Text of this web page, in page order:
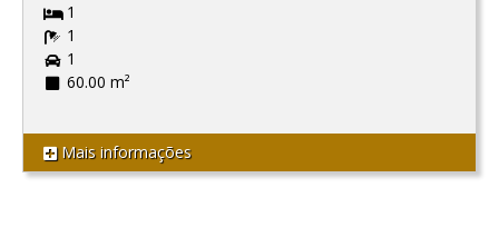
1
1
1
60.00 m²
Mais informações